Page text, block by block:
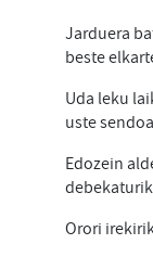
Jarduera
beste
Uda leku
uste
Edozein
Orori